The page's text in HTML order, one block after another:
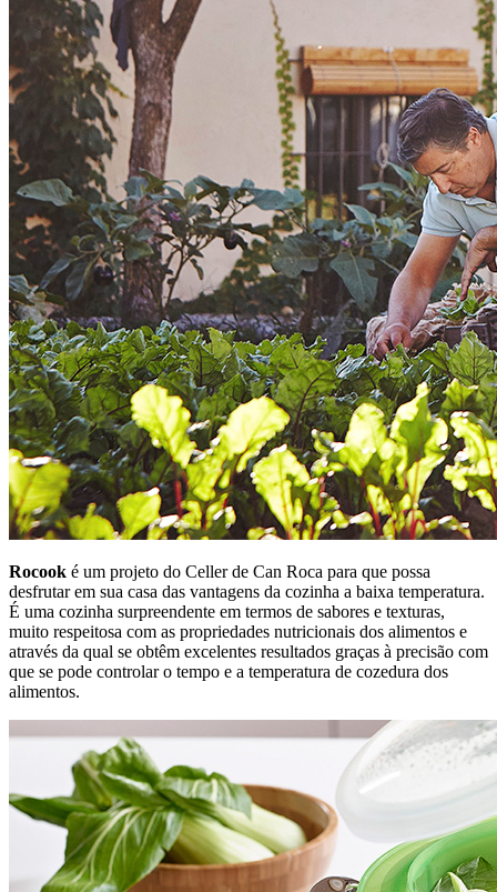
Rocook é um projeto do Celler de Can Roca para que possa
desfrutar em sua casa das vantagens da cozinha a baixa temperatura.
É uma cozinha surpreendente em termos de sabores e texturas,
muito respeitosa com as propriedades nutricionais dos alimentos e
através da qual se obtêm excelentes resultados graças à precisão com
que se pode controlar o tempo e a temperatura de cozedura dos
alimentos.